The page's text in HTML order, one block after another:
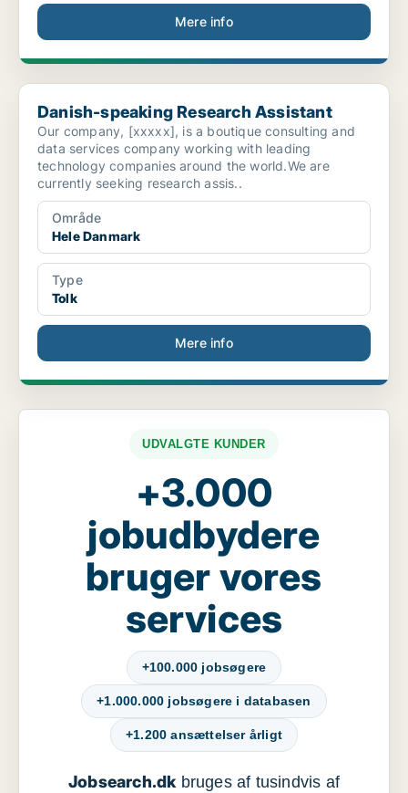
Mere info
Danish-speaking Research Assistant
Danish-speaking Research Assistant
Our company, [xxxxx], is a boutique consulting and
data services company working with leading
technology companies around the world.We are
currently seeking research assis..
Område
Hele Danmark
Type
Tolk
Mere info
UDVALGTE KUNDER
+3.000
jobudbydere
bruger vores
services
+100.000 jobsøgere
+1.000.000 jobsøgere i databasen
+1.200 ansættelser årligt
Jobsearch.dkbruges af tusindvis af